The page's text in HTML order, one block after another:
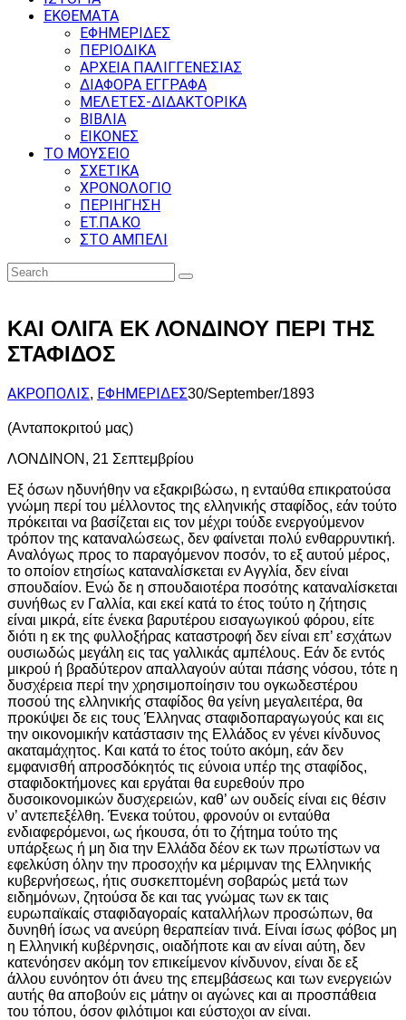
ΕΚΘΕΜΑΤΑ
ΕΦΗΜΕΡΙΔΕΣ
ΠΕΡΙΟΔΙΚΑ
ΑΡΧΕΙΑ ΠΑΛΙΓΓΕΝΕΣΙΑΣ
ΔΙΑΦΟΡΑ ΕΓΓΡΑΦΑ
ΜΕΛΕΤΕΣ-ΔΙΔΑΚΤΟΡΙΚΑ
ΒΙΒΛΙΑ
ΕΙΚΟΝΕΣ
ΤΟ ΜΟΥΣΕΙΟ
ΣΧΕΤΙΚΑ
ΧΡΟΝΟΛΟΓΙΟ
ΠΕΡΙΗΓΗΣΗ
ΕΤ.ΠΑ.ΚΟ
ΣΤΟ ΑΜΠΕΛΙ
ΚΑΙ ΟΛΙΓΑ ΕΚ ΛΟΝΔΙΝΟΥ ΠΕΡΙ ΤΗΣ
ΣΤΑΦΙΔΟΣ
ΑΚΡΟΠΟΛΙΣ, ΕΦΗΜΕΡΙΔΕΣ30/September/1893
(Ανταποκριτού μας)
ΛΟΝΔΙΝΟΝ, 21 Σεπτεμβρίου
Εξ όσων ηδυνήθην να εξακριβώσω, η ενταύθα επικρατούσα
γνώμη περί του μέλλοντος της ελληνικής σταφίδος, εάν τούτο
πρόκειται να βασίζεται εις τον μέχρι τούδε ενεργούμενον
τρόπον της καταναλώσεως, δεν φαίνεται πολύ ενθαρρυντική.
Αναλόγως προς το παραγόμενον ποσόν, το εξ αυτού μέρος,
το οποίον ετησίως καταναλίσκεται εν Αγγλία, δεν είναι
σπουδαίον. Ενώ δε η σπουδαιοτέρα ποσότης καταναλίσκεται
συνήθως εν Γαλλία, και εκεί κατά το έτος τούτο η ζήτησις
είναι μικρά, είτε ένεκα βαρυτέρου εισαγωγικού φόρου, είτε
διότι η εκ της φυλλοξήρας καταστροφή δεν είναι επ’ εσχάτων
ουσιωδώς μεγάλη εις τας γαλλικάς αμπέλους. Εάν δε εντός
μικρού ή βραδύτερον απαλλαγούν αύται πάσης νόσου, τότε η
δυσχέρεια περί την χρησιμοποίησιν του ογκωδεστέρου
ποσού της ελληνικής σταφίδος θα γείνη μεγαλειτέρα, θα
προκύψει δε εις τους Έλληνας σταφιδοπαραγωγούς και εις
την οικονομικήν κατάστασιν της Ελλάδος εν γένει κίνδυνος
ακαταμάχητος. Και κατά το έτος τούτο ακόμη, εάν δεν
εμφανισθή απροσδόκητός τις εύνοια υπέρ της σταφίδος,
σταφιδοκτήμονες και εργάται θα ευρεθούν προ
δυσοικονομικών δυσχερειών, καθ’ ων ουδείς είναι εις θέσιν
ν’ αντεπεξέλθη. Ένεκα τούτου, φρονούν οι ενταύθα
ενδιαφερόμενοι, ως ήκουσα, ότι το ζήτημα τούτο της
υπάρξεως ή μη δια την Ελλάδα δέον εκ των πρωτίστων να
εφελκύση όλην την προσοχήν κα μέριμναν της Ελληνικής
κυβερνήσεως, ήτις συσκεπτομένη σοβαρώς μετά των
ειδημόνων, ζητούσα δε και τας γνώμας των εκ ταις
ευρωπαϊκαίς σταφιδαγοραίς καταλλήλων προσώπων, θα
δυνηθή ίσως να ανεύρη θεραπείαν τινά. Είναι ίσως φόβος μη
η Ελληνική κυβέρνησις, οιαδήποτε και αν είναι αύτη, δεν
κατενόησεν ακόμη τον επικείμενον κίνδυνον, είναι δε εξ
άλλου ευνόητον ότι άνευ της επεμβάσεως και των ενεργειών
αυτής θα αποβούν εις μάτην οι αγώνες και αι προσπάθεια
του τόπου, όσον φιλότιμοι και εύστοχοι αν είναι.